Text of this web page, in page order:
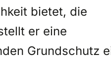
bietet, die
er eine
Grundschutz